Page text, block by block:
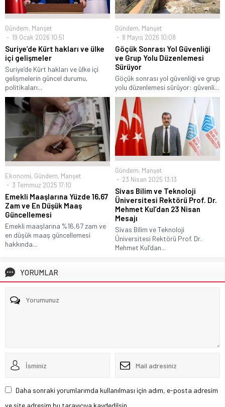
Gündem, Manşet
19 Ocak 2026 10:51
Suriye’de Kürt hakları ve ülke
içi gelişmeler
Suriye’de Kürt hakları ve ülke içi
gelişmelerin güncel durumu,
politikaları...
Gündem, Manşet
8 Mayıs 2026 10:08
Göçük Sonrası Yol Güvenliği
ve Grup Yolu Düzenlemesi
Sürüyor
Göçük sonrası yol güvenliği ve grup
yolu düzenlemesi sürüyor: güvenli...
Ekonomi, Gündem, Manşet
3 Temmuz 2025 17:10
Emekli Maaşlarına Yüzde 16,67
Zam ve En Düşük Maaş
Güncellemesi
Emekli maaşlarına %16,67 zam ve
en düşük maaş güncellemesi
hakkında...
Gündem, Manşet
23 Nisan 2025 13:13
Sivas Bilim ve Teknoloji
Üniversitesi Rektörü Prof. Dr.
Mehmet Kul’dan 23 Nisan
Mesajı
Sivas Bilim ve Teknoloji
Üniversitesi Rektörü Prof. Dr.
Mehmet Kul’dan...
YORUMLAR
Daha sonraki yorumlarımda kullanılması için adım, e-posta adresim
ve site adresim bu tarayıcıya kaydedilsin.